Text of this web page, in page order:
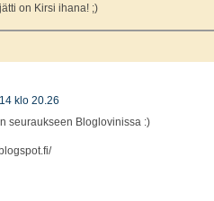
on Kirsi ihana! ;)
klo 20.26
seuraukseen Bloglovinissa :)